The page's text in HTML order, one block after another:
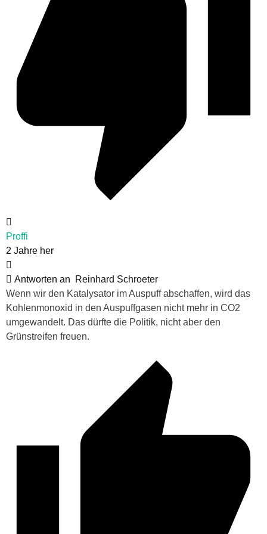
Proffi
2 Jahre her
Antworten an
Reinhard Schroeter
Wenn wir den Katalysator im Auspuff abschaffen, wird das
Kohlenmonoxid in den Auspuffgasen nicht mehr in CO2
umgewandelt. Das dürfte die Politik, nicht aber den
Grünstreifen freuen.